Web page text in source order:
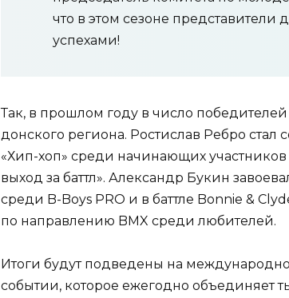
что в этом сезоне
успехами!
Так, в прошлом году в число
донского региона. Ростислав Ребро
«Хип-хоп» среди начинающих
выход за баттл». Александр Букин
среди B-Boys PRO и в баттле Bonnie &
по направлению BMX среди любителей.
Итоги будут подведены на
событии, которое ежегодно объединяет